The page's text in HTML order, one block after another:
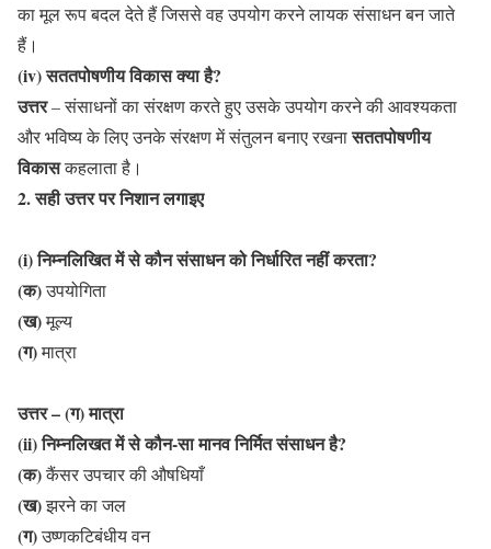
का मूल रूप बदल देते हैं जिससे वह उपयोग करने लायक संसाधन बन जाते
हैं।
(iv) सततपोषणीय विकास क्या है?
उत्तर– संसाधनों का संरक्षण करते हुए उसके उपयोग करने की आवश्यकता
और भविष्य के लिए उनके संरक्षण में संतुलन बनाए रखनासततपोषणीय
विकासकहलाता है।
2. सही उत्तर पर निशान लगाइए
(i) निम्नलिखित में से कौन संसाधन को निर्धारित नहीं करता?
(क)उपयोगिता
(ख)मूल्य
(ग)मात्रा
उत्तर – (ग) मात्रा
(ii) निम्नलिखत में से कौन-सा मानव निर्मित संसाधन है?
(क)कैंसर उपचार की औषधियाँ
(ख)झरने का जल
(ग)उष्णकटिबंधीय वन